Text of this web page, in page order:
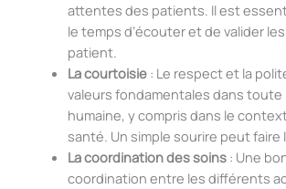
attentes des patients. Il est
le temps d’écouter et de valider
patient.
La courtoisie: Le respect et la
valeurs fondamentales dans
humaine, y compris dans le
santé. Un simple sourire peut faire
La coordination des soins: Une
coordination entre les différents